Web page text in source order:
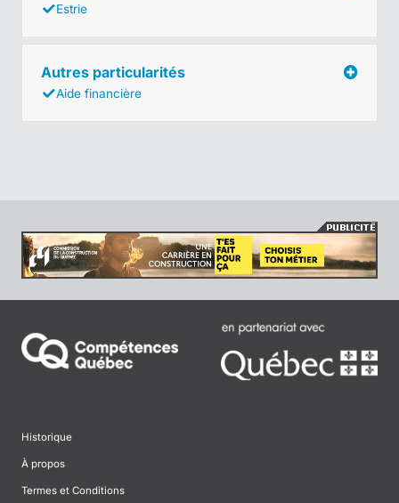
Estrie
Autres particularités
Aide financière
Historique
À propos
Termes et Conditions